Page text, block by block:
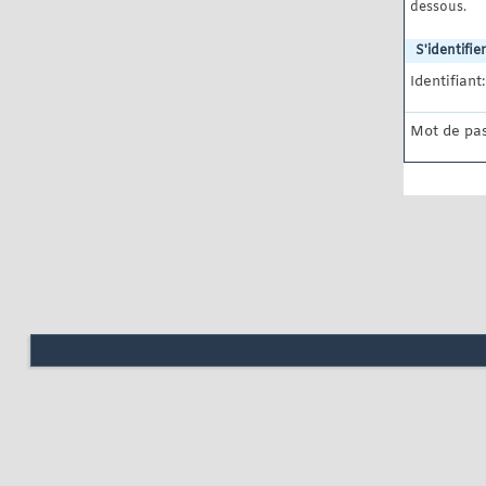
dessous.
S'identifier
Identifiant:
Mot de